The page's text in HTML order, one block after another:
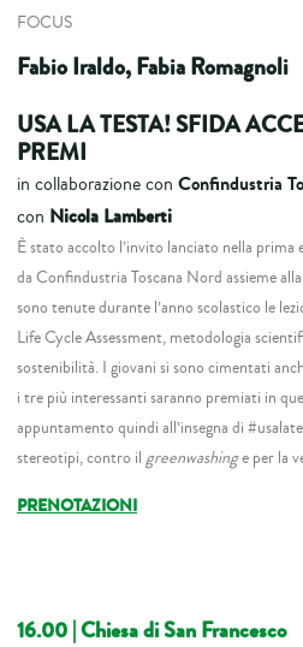
FOCUS
Fabio Iraldo, Fabia Romagnoli
USA LA TESTA! SFIDA
PREMI
in collaborazione conConfindustria
con Nicola Lamberti
È stato accolto l’invito lanciato nella prima
da Confindustria Toscana Nord assieme
sono tenute durante l’anno scolastico le
Life Cycle Assessment, metodologia
sostenibilità. I giovani si sono cimentati
i tre più interessanti saranno premiati in
appuntamento quindi all’insegna di
stereotipi, contro ilgreenwashinge per la
PRENOTAZIONI
16.00| Chiesa di San Francesco